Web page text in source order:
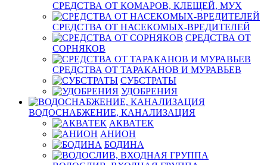
СРЕДСТВА ОТ КОМАРОВ, КЛЕЩЕЙ, МУХ
СРЕДСТВА ОТ НАСЕКОМЫХ-ВРЕДИТЕЛЕЙ
СРЕДСТВА ОТ
СОРНЯКОВ
СРЕДСТВА ОТ ТАРАКАНОВ И МУРАВЬЕВ
СУБСТРАТЫ
УДОБРЕНИЯ
ВОДОСНАБЖЕНИЕ, КАНАЛИЗАЦИЯ
АКВАТЕК
АНИОН
БОДИНА